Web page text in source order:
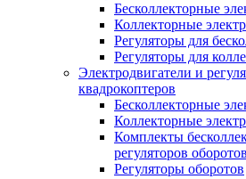
Бесколлекторные
Коллекторные
Регуляторы для
Регуляторы для
Электродвигатели и
квадрокоптеров
Бесколлекторные
Коллекторные
Комплекты
регуляторов оборотов
Регуляторы оборотов